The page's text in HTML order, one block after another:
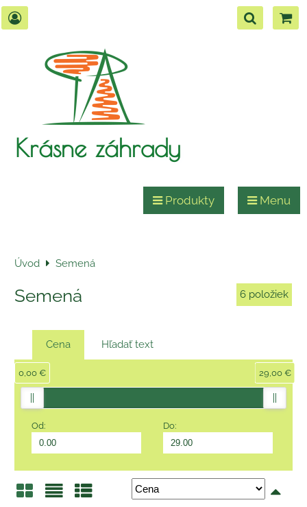
Krásne záhrady
Produkty Menu
Úvod Semená
Semená 6 položiek
Cena Hľadať text
Od: Do:
0,00 € 29,00 €